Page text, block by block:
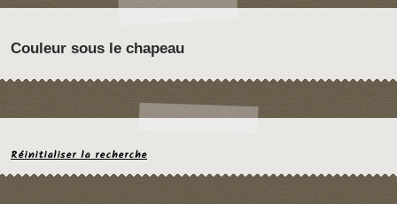
Couleur sous le chapeau
Réinitialiser la recherche